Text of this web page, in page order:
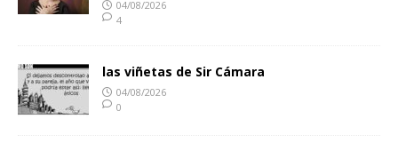
04/08/2026
4
las viñetas de Sir Cámara
04/08/2026
0